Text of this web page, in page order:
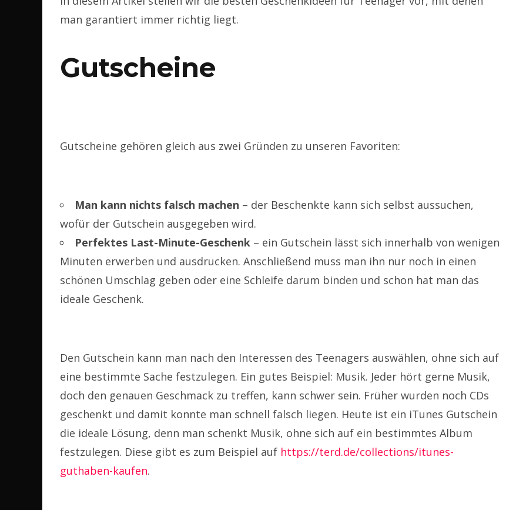
man garantiert immer richtig liegt.
Gutscheine
Gutscheine gehören gleich aus zwei Gründen zu unseren Favoriten:
Man kann nichts falsch machen – der Beschenkte kann sich selbst aussuchen,
wofür der Gutschein ausgegeben wird.
Perfektes Last-Minute-Geschenk – ein Gutschein lässt sich innerhalb von wenigen
Minuten erwerben und ausdrucken. Anschließend muss man ihn nur noch in einen
schönen Umschlag geben oder eine Schleife darum binden und schon hat man das
ideale Geschenk.
Den Gutschein kann man nach den Interessen des Teenagers auswählen, ohne sich auf
eine bestimmte Sache festzulegen. Ein gutes Beispiel: Musik. Jeder hört gerne Musik,
doch den genauen Geschmack zu treffen, kann schwer sein. Früher wurden noch CDs
geschenkt und damit konnte man schnell falsch liegen. Heute ist ein iTunes Gutschein
die ideale Lösung, denn man schenkt Musik, ohne sich auf ein bestimmtes Album
festzulegen. Diese gibt es zum Beispiel auf https://terd.de/collections/itunes-
guthaben-kaufen.